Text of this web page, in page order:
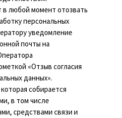
любой момент отозвать
персональных
уведомление
почты на
«Отзыв согласия
данных».
собирается
в том числе
средствами связи и